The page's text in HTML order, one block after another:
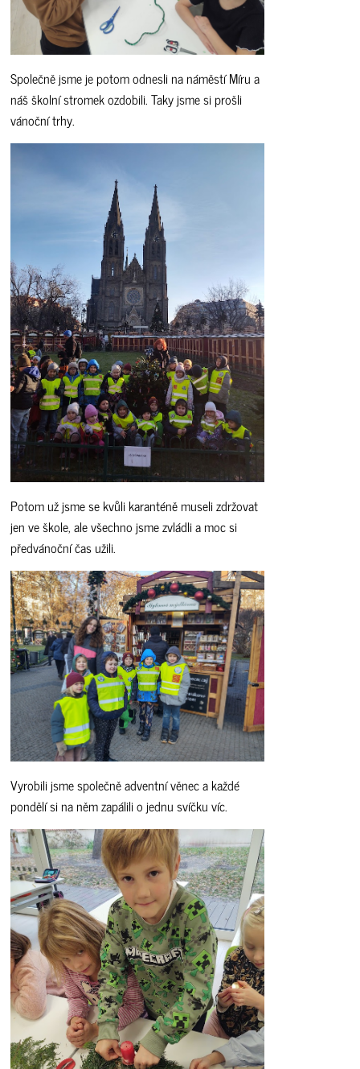
Společně jsme je potom odnesli na náměstí Míru a
náš školní stromek ozdobili. Taky jsme si prošli
vánoční trhy.
Potom už jsme se kvůli karanténě museli zdržovat
jen ve škole, ale všechno jsme zvládli a moc si
předvánoční čas užili.
Vyrobili jsme společně adventní věnec a každé
pondělí si na něm zapálili o jednu svíčku víc.